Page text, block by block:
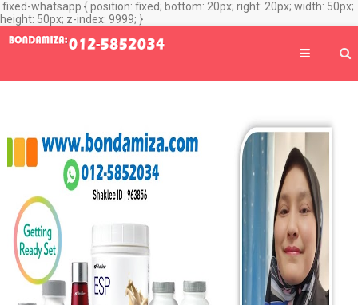
.fixed-whatsapp { position: fixed; bottom: 20px; right: 20px; width: 50px;
height: 50px; z-index: 9999; }